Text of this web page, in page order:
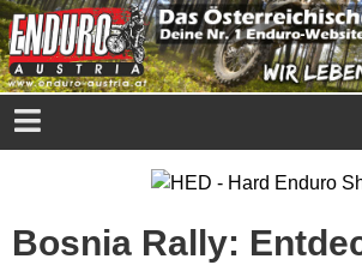
Bosnia Rally: